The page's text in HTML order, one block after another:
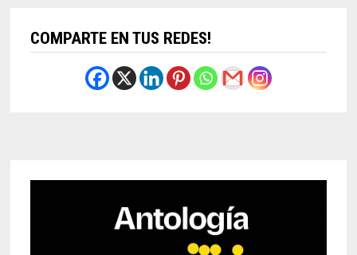
COMPARTE EN TUS REDES!